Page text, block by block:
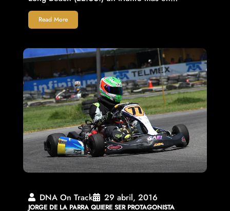
Read More
DNA On Track 29 abril, 2016
JORGE DE LA PARRA QUIERE SER PROTAGONISTA